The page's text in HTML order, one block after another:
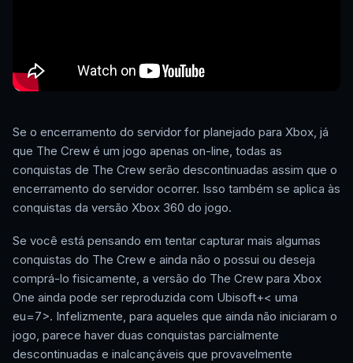
Se o encerramento do servidor for planejado para Xbox, já
que The Crew é um jogo apenas on-line, todas as
conquistas de The Crew serão descontinuadas assim que o
encerramento do servidor ocorrer. Isso também se aplica às
conquistas da versão Xbox 360 do jogo.
Se você está pensando em tentar capturar mais algumas
conquistas do The Crew e ainda não o possui ou deseja
comprá-lo fisicamente, a versão do The Crew para Xbox
One ainda pode ser reproduzida com Ubisoft+< uma
eu=7>. Infelizmente, para aqueles que ainda não iniciaram o
jogo, parece haver duas conquistas parcialmente
descontinuadas e inalcançáveis que provavelmente